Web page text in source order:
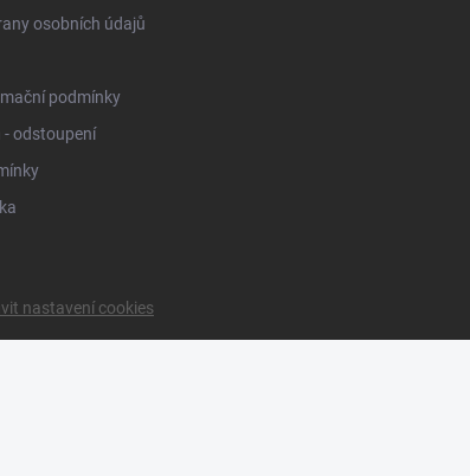
osobních údajů
podmínky
- odstoupení
nastavení cookies